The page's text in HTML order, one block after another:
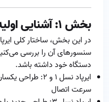
بخش ۱: آشنایی اولیه با ایرپاد
در این بخش، ساختار کلی
سنسورهای آن را بررسی
دستگاه خود داشته باشد.
ایرپاد نسل ۱ و ۲:
سرعت اتصال